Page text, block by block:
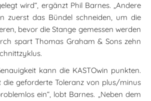
wird“, ergänzt Phil Barnes. „Andere
zuerst das Bündel schneiden, um die
bevor die Stange gemessen werden
spart Thomas Graham & Sons zehn
kann die KASTOwin punkten.
die geforderte Toleranz von plus/minus
ein“, lobt Barnes. „Neben dem